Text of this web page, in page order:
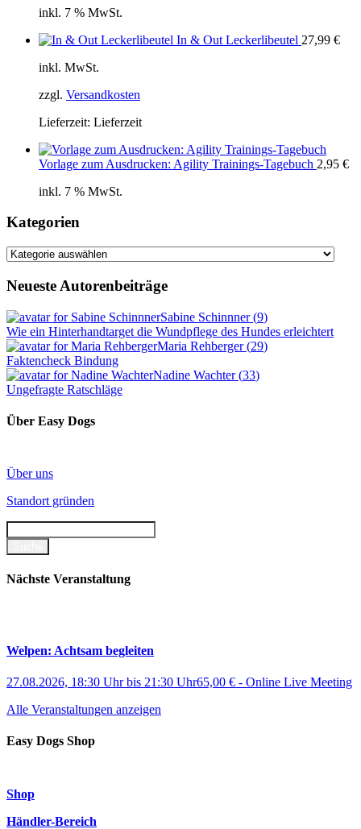
inkl. 7 % MwSt.
In & Out Leckerlibeutel 27,99 €
inkl. MwSt.
zzgl. Versandkosten
Lieferzeit: Lieferzeit
Vorlage zum Ausdrucken: Agility Trainings-Tagebuch 2,95 €
inkl. 7 % MwSt.
Kategorien
Kategorien
Neueste Autorenbeiträge
Sabine Schinnner(9)
Wie ein Hinterhandtarget die Wundpflege des Hundes erleichtert
Maria Rehberger(29)
Faktencheck Bindung
Nadine Wachter(33)
Ungefragte Ratschläge
Über Easy Dogs
Über uns
Standort gründen
Nächste Veranstaltung
Welpen: Achtsam begleiten
27.08.2026, 18:30 Uhrbis 21:30 Uhr65,00 € - Online Live Meeting
Alle Veranstaltungen anzeigen
Easy Dogs Shop
Shop
Händler-Bereich